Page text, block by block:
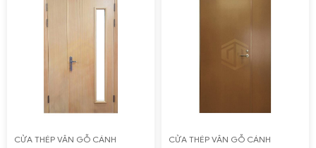
CỬA THÉP VÂN GỖ CÁNH
CỬA THÉP VÂN GỖ CÁNH